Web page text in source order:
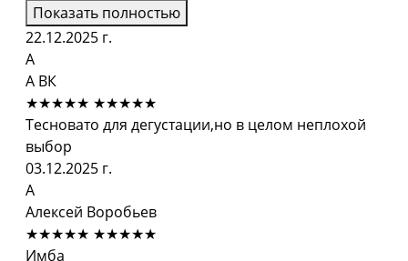
Показать полностью
22.12.2025 г.
А
А ВК
★★★★★ ★★★★★
Тесновато для дегустации,но в целом неплохой
выбор
03.12.2025 г.
А
Алексей Воробьев
★★★★★ ★★★★★
Имба